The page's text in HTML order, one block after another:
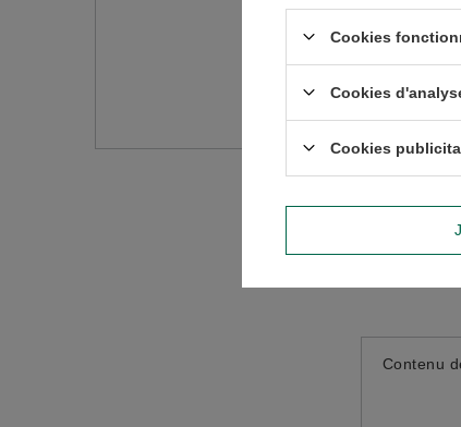
réponses les
Contenu
Cookies
Cookies
Cookies